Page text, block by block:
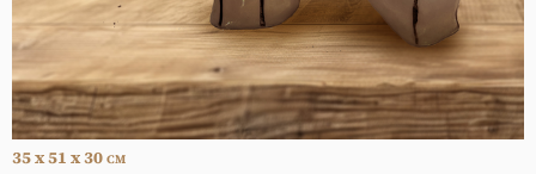
35 x 51 x 30 CM